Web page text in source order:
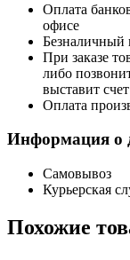
Оплата
офисе
Безналичный
При заказе
либо
выставит
Оплата
Информация о
Самовывоз
Курьерская
Похожие